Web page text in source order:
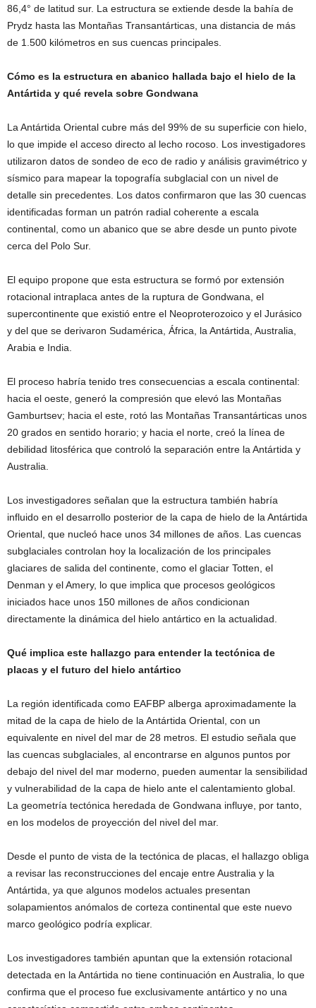
86,4° de latitud sur. La estructura se extiende desde la bahía de
Prydz hasta las Montañas Transantárticas, una distancia de más
de 1.500 kilómetros en sus cuencas principales.
Cómo es la estructura en abanico hallada bajo el hielo de la
Antártida y qué revela sobre Gondwana
La Antártida Oriental cubre más del 99% de su superficie con hielo,
lo que impide el acceso directo al lecho rocoso. Los investigadores
utilizaron datos de sondeo de eco de radio y análisis gravimétrico y
sísmico para mapear la topografía subglacial con un nivel de
detalle sin precedentes. Los datos confirmaron que las 30 cuencas
identificadas forman un patrón radial coherente a escala
continental, como un abanico que se abre desde un punto pivote
cerca del Polo Sur.
El equipo propone que esta estructura se formó por extensión
rotacional intraplaca antes de la ruptura de Gondwana, el
supercontinente que existió entre el Neoproterozoico y el Jurásico
y del que se derivaron Sudamérica, África, la Antártida, Australia,
Arabia e India.
El proceso habría tenido tres consecuencias a escala continental:
hacia el oeste, generó la compresión que elevó las Montañas
Gamburtsev; hacia el este, rotó las Montañas Transantárticas unos
20 grados en sentido horario; y hacia el norte, creó la línea de
debilidad litosférica que controló la separación entre la Antártida y
Australia.
Los investigadores señalan que la estructura también habría
influido en el desarrollo posterior de la capa de hielo de la Antártida
Oriental, que nucleó hace unos 34 millones de años. Las cuencas
subglaciales controlan hoy la localización de los principales
glaciares de salida del continente, como el glaciar Totten, el
Denman y el Amery, lo que implica que procesos geológicos
iniciados hace unos 150 millones de años condicionan
directamente la dinámica del hielo antártico en la actualidad.
Qué implica este hallazgo para entender la tectónica de
placas y el futuro del hielo antártico
La región identificada como EAFBP alberga aproximadamente la
mitad de la capa de hielo de la Antártida Oriental, con un
equivalente en nivel del mar de 28 metros. El estudio señala que
las cuencas subglaciales, al encontrarse en algunos puntos por
debajo del nivel del mar moderno, pueden aumentar la sensibilidad
y vulnerabilidad de la capa de hielo ante el calentamiento global.
La geometría tectónica heredada de Gondwana influye, por tanto,
en los modelos de proyección del nivel del mar.
Desde el punto de vista de la tectónica de placas, el hallazgo obliga
a revisar las reconstrucciones del encaje entre Australia y la
Antártida, ya que algunos modelos actuales presentan
solapamientos anómalos de corteza continental que este nuevo
marco geológico podría explicar.
Los investigadores también apuntan que la extensión rotacional
detectada en la Antártida no tiene continuación en Australia, lo que
confirma que el proceso fue exclusivamente antártico y no una